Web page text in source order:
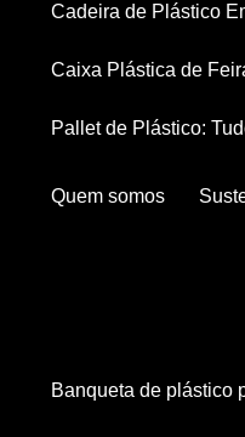
Cadeira de Plástico
Caixa Plástica de
Pallet de Plástico:
Quem somos
banqueta de plástico